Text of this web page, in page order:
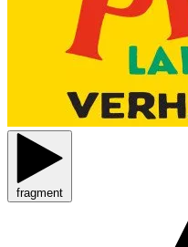
fragment